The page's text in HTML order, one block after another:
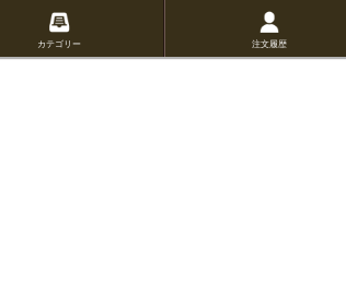
カテゴリー 注文履歴